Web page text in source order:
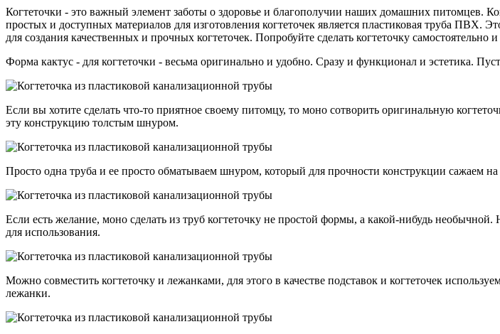
Когтеточки - это важный элемент заботы о здоровье и благополучии наших домашних питомцев.
простых и доступных материалов для изготовления когтеточек является пластиковая труба ПВХ.
для создания качественных и прочных когтеточек. Попробуйте сделать когтеточку
Форма кактус - для когтеточки - весьма оригинально и удобно. Сразу и функционал и эстетика.
Если вы хотите сделать что-то приятное своему питомцу, то моно сотворить оригинальную
эту конструкцию толстым шнуром.
Просто одна труба и ее просто обматываем шнуром, который для прочности конструкции сажаем
Если есть желание, моно сделать из труб когтеточку не простой формы, а какой-нибудь
для использования.
Можно совместить когтеточку и лежанками, для этого в качестве подставок и когтеточек
лежанки.